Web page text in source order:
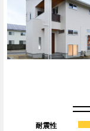
耐震性